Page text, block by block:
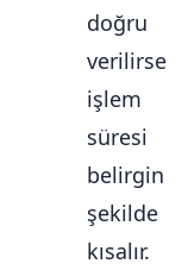
doğru
verilirse
işlem
süresi
belirgin
şekilde
kısalır.